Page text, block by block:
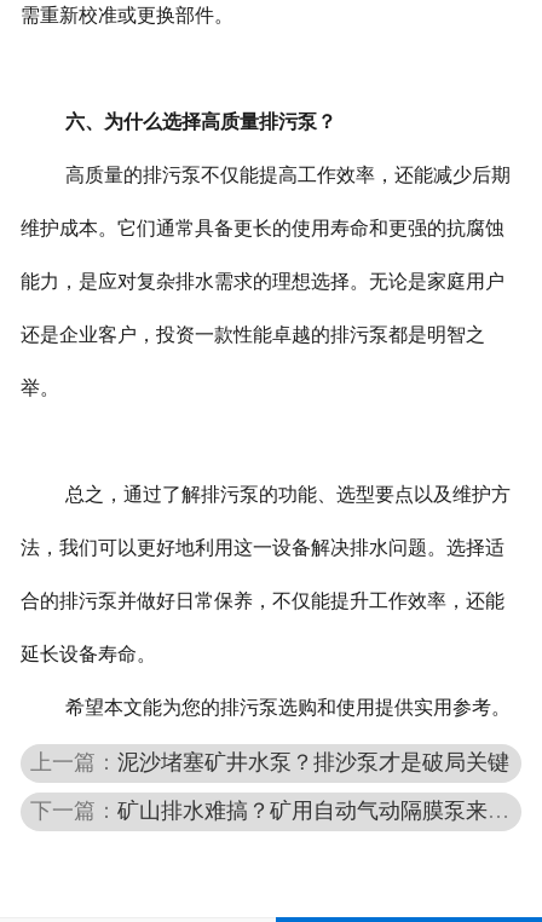
需重新校准或更换部件。
六、为什么选择高质量排污泵？
高质量的排污泵不仅能提高工作效率，还能减少后期
维护成本。它们通常具备更长的使用寿命和更强的抗腐蚀
能力，是应对复杂排水需求的理想选择。无论是家庭用户
还是企业客户，投资一款性能卓越的排污泵都是明智之
举。
总之，通过了解排污泵的功能、选型要点以及维护方
法，我们可以更好地利用这一设备解决排水问题。选择适
合的排污泵并做好日常保养，不仅能提升工作效率，还能
延长设备寿命。
希望本文能为您的排污泵选购和使用提供实用参考。
上一篇：泥沙堵塞矿井水泵？排沙泵才是破局关键
下一篇：矿山排水难搞？矿用自动气动隔膜泵来帮忙